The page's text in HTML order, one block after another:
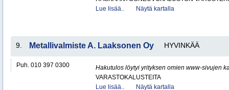
Lue lisää..
Näytä kartalla
9. Metallivalmiste A. Laaksonen Oy HYVINKÄÄ
Puh. 010 397 0300
Hakutulos löytyi yrityksen omien www-sivujen
VARASTOKALUSTEITA
Lue lisää..
Näytä kartalla